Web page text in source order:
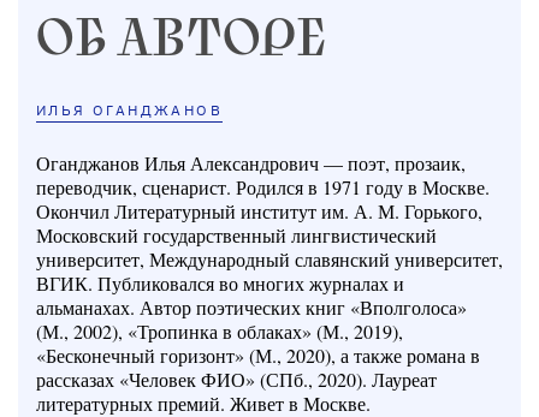
ОБ АВТОРЕ
ИЛЬЯ ОГАНДЖАНОВ
Оганджанов Илья Александрович — поэт, прозаик,
переводчик, сценарист. Родился в 1971 году в Москве.
Окончил Литературный институт им. А. М. Горького,
Московский государственный лингвистический
университет, Международный славянский университет,
ВГИК. Публиковался во многих журналах и
альманахах. Автор поэтических книг «Вполголоса»
(М., 2002), «Тропинка в облаках» (М., 2019),
«Бесконечный горизонт» (М., 2020), а также романа в
рассказах «Человек ФИО» (СПб., 2020). Лауреат
литературных премий. Живет в Москве.